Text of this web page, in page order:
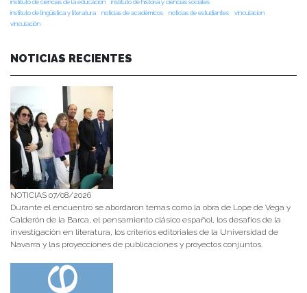
instituto de ciencias de la educación
instituto de historia y ciencias sociales
instituto de lingüística y literatura
noticias de académicos noticias de estudiantes
vinculacion
vinculación
NOTICIAS RECIENTES
NOTICIAS 07/08/2026
Durante el encuentro se abordaron temas como la obra de Lope de Vega y
Calderón de la Barca, el pensamiento clásico español, los desafíos de la
investigación en literatura, los criterios editoriales de la Universidad de
Navarra y las proyecciones de publicaciones y proyectos conjuntos.